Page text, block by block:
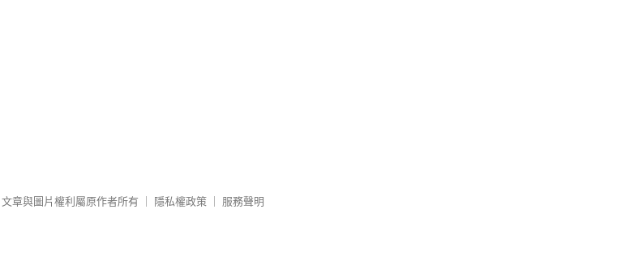
文章與圖片權利屬原作者所有 隱私權政策 服務聲明